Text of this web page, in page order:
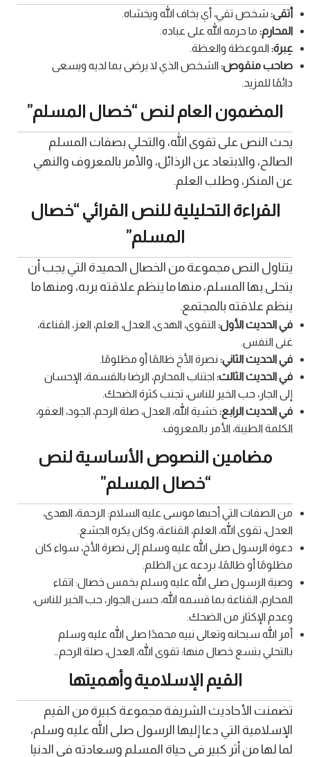
أتقى: شخص تقي، أي يخاف الله ويخشاه.
المحارم: ما حرمه الله على عباده.
عِبرة: الموعظة والعظة.
صاحب منقوص: الشخص الذي لا يرضى بما لديه ويسعى
دائمًا للمزيد.
المضمون العام لنص “خصال المسلم”
يحث النص على تقوى الله، والتحلي بصفات المسلم
الصالح، والابتعاد عن الرذائل، والأمر بالمعروف والنهي
عن المنكر، وطلب العلم.
القراءة التحليلية للنص القرائي “خصال
المسلم”
يتناول النص مجموعة من الخصال الحميدة التي يجب أن
يتحلى بها المسلم، منها ما ينظم علاقته بربه، ومنها ما
ينظم علاقته بالمجتمع.
في الحديث الأول: التقوى، الهدى، العدل، العلم، العز، القناعة،
غنى النفس.
في الحديث الثاني: نصرة الأخ ظالمًا أو مظلومًا.
في الحديث الثالث: اجتناب المحارم، الرضا بالقسمة، الإحسان
إلى الجار، حب الخير للناس، تجنب كثرة الضحك.
في الحديث الرابع: خشية الله، العدل، صلة الرحم، الجود، العفو،
الكلمة الطيبة، الأمر بالمعروف.
مضامين النصوص الأساسية لنص
“خصال المسلم”
من الصفات التي أحبها موسى عليه السلام: الرحمة، الهدى،
العدل، تقوى الله، العلم، القناعة، وكان يكره الجشع.
دعوة الرسول صلى الله عليه وسلم إلى نصرة الأخ، سواء كان
مظلومًا أو ظالمًا، بردعه عن الظلم.
وصية الرسول صلى الله عليه وسلم بخمس خصال: اتقاء
المحارم، القناعة بما قسمه الله، حسن الجوار، حب الخير للناس،
وعدم الإكثار من الضحك.
أمر الله سبحانه وتعالى نبيه محمدًا صلى الله عليه وسلم
بالتحلي بتسع خصال منها: تقوى الله، العدل، صلة الرحم…
القيم الإسلامية وأهميتها
تضمنت الأحاديث الشريفة مجموعة كبيرة من القيم
الإسلامية التي دعا إليها الرسول صلى الله عليه وسلم،
لما لها من أثر كبير في حياة المسلم وسعادته في الدنيا